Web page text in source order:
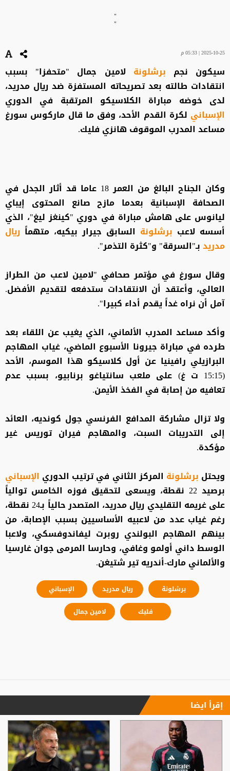
"
"
2025-10-25 | 05:33 م
سيكون نجم برشلونة لامين جمال "متحفزا" بسبب
انتقادات طالته بعد تصريحاته المستفزة ضد ريال مدريد،
لدى خوضه مباراة الكلاسيكو المرتقبة في الدوري
الإسباني لكرة القدم الأحد، وفق ما قال ماركوس سورغ
مساعد المدرب الموقوف هانزي فليك.
وكان الجناح البالغ من العمر 18 عاما قد أثار الجدل في
الصحافة الإسبانية بعدما مازح صانع المحتوى إيباي
ليانوس على هامش مباراة في دوري "كينغز ليغ"، الذي
أسسه لاعب برشلونة السابق جيرار بيكيه، متهماً ريال
مدريدبـ"السرقة" و"كثرة التذمر".
وقال سورغ في مؤتمر صحافي "لامين لاعب من الطراز
العالي، وأعتقد أن الانتقادات ستدفعه لتقديم الأفضل.
آمل أن نراه غداً يقدم أداء كبيرا".
وأكد مساعد المدرب الألماني، الذي يغيب عن اللقاء بعد
طرده في مباراة جيرونا الأسبوع الماضي، غياب المهاجم
البرازيلي رافينيا عن أول كلاسيكو هذا الموسم، الأحد
(15:15 ت غ) على ملعب سانتياغو برنابيو، بسبب عدم
تعافيه من إصابة في الفخذ الأيمن.
ولا تزال مشاركة المدافع الفرنسي جول كونديه، العائد
إلى التدريبات السبت، والمهاجم فيران توريس غير
مؤكدة.
ويحتل برشلونة المركز الثاني في ترتيب الدوري الإسباني
برصيد 22 نقطة، ويسعى لتحقيق فوزه الخامس توالياً
على غريمه التقليدي ريال مدريد، المتصدر حالياً بـ24 نقطة،
رغم غياب عدد من لاعبيه الأساسيين بسبب الإصابة، من
بينهم المهاجم البولندي روبرت ليفاندوفسكي، ولاعبا
الوسط داني أولمو وغافي، وحارسا المرمى جوان غارسيا
والألماني مارك-أندريه تير شتيغن.
برشلونة ريال مدريد
الإسباني
فليك
لامين جمال
إقرأ ايضا